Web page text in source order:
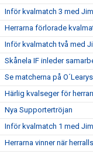
Inför kvalmatch 3 med
Herrarna förlorade
Inför kvalmatch två med
Skånela IF inleder
Se matcherna på
Härlig kvalseger för
Nya Supportertröjan
Inför kvalmatch 1 med
Herrarna vinner när